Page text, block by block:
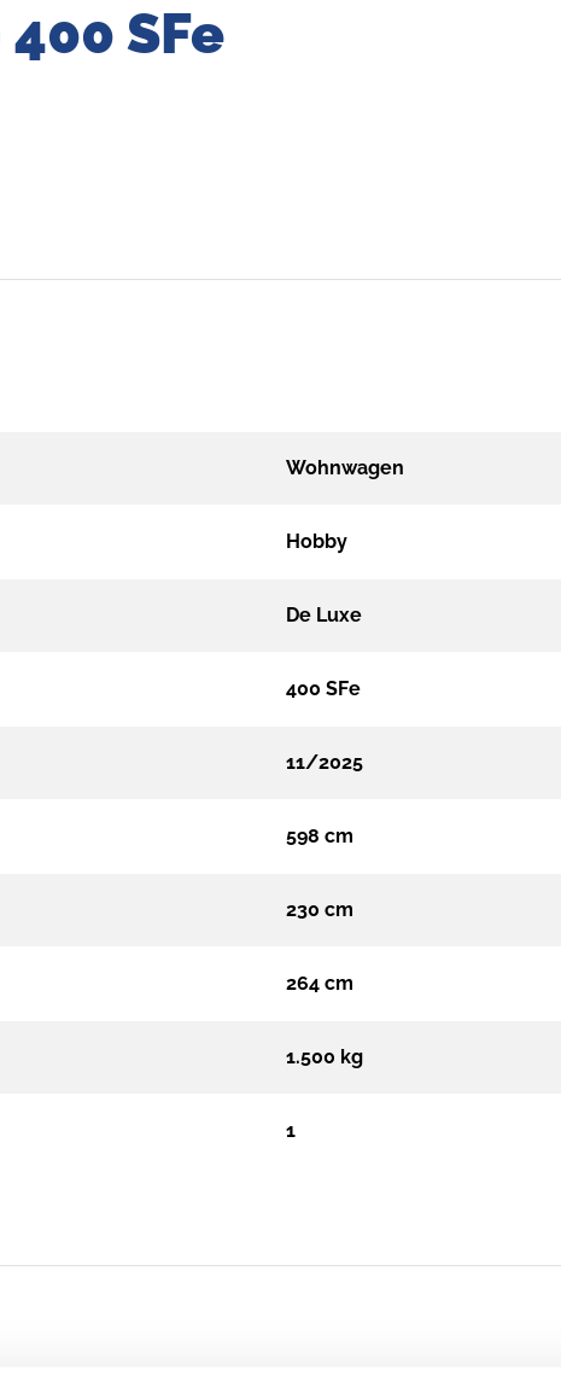
SFe
Wohnwagen
Hobby
De Luxe
400 SFe
11/2025
598 cm
230 cm
264 cm
1.500 kg
1